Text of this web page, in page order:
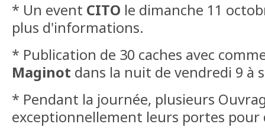
* Un event CITO le dimanche 11
plus d'informations.
* Publication de 30 caches avec
Maginot dans la nuit de vendredi 9 à
* Pendant la journée, plusieurs
exceptionnellement leurs portes pour